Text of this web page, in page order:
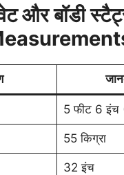
और बॉडी
5 फीट 6 इंच
55 किग्रा
32 इंच